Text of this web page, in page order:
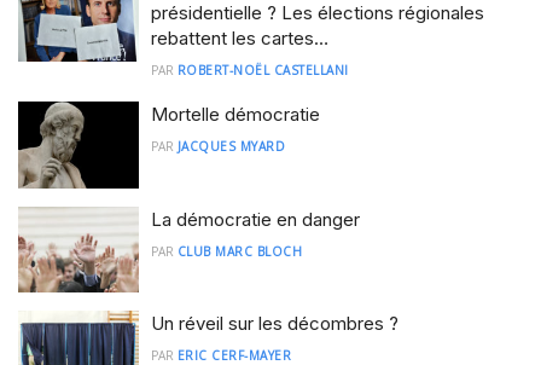
présidentielle ? Les élections régionales
rebattent les cartes…
PAR ROBERT-NOËL CASTELLANI
Mortelle démocratie
PAR JACQUES MYARD
La démocratie en danger
PAR CLUB MARC BLOCH
Un réveil sur les décombres ?
PAR ERIC CERF-MAYER